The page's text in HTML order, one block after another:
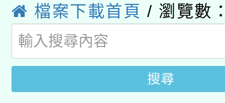
接種之民眾」措施，延
月28日止
用水績優單位及節水達
動」
桃園市孔廟祈福系列
開 智慧啟航」
2026年桃園地景藝術
「2026桃園藝術巡演
關事宜
轉知教育部國民及學前
國立臺灣師範大學辦理
函轉國家教育研究院中
檔案下載首頁 / 瀏覽數
搜尋